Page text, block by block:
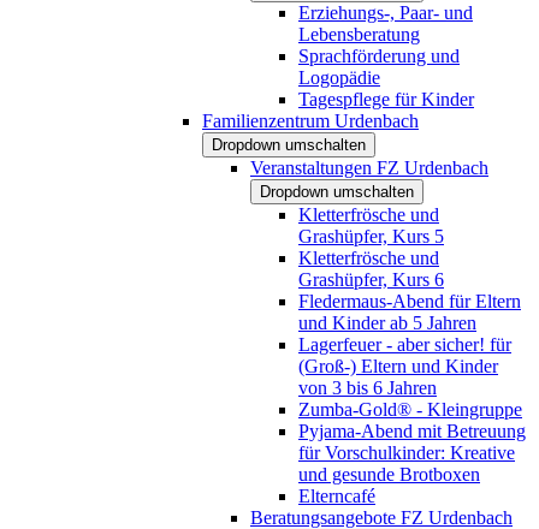
Erziehungs-, Paar- und
Lebensberatung
Sprachförderung und
Logopädie
Tagespflege für Kinder
Familienzentrum Urdenbach
Dropdown umschalten
Veranstaltungen FZ Urdenbach
Dropdown umschalten
Kletterfrösche und
Grashüpfer, Kurs 5
Kletterfrösche und
Grashüpfer, Kurs 6
Fledermaus-Abend für Eltern
und Kinder ab 5 Jahren
Lagerfeuer - aber sicher! für
(Groß-) Eltern und Kinder
von 3 bis 6 Jahren
Zumba-Gold® - Kleingruppe
Pyjama-Abend mit Betreuung
für Vorschulkinder: Kreative
und gesunde Brotboxen
Elterncafé
Beratungsangebote FZ Urdenbach